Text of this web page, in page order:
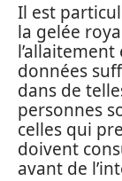
Il est
la gelée
l’allaitement
données
dans de
personnes
celles qui
doivent
avant de